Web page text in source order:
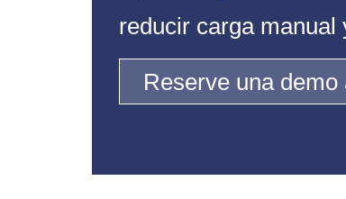
reducir carga manual
Reserve una demo